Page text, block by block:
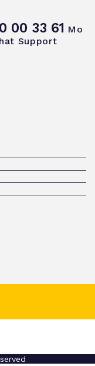
00 33 61 Mo
Support